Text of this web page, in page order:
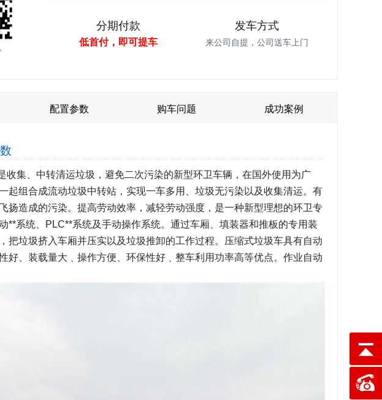
分期付款
低首付，即可提车
发车方式
来公司自提，公司送车上门
配置参数 购车问题 成功案例
收集、中转清运垃圾，避免二次污染的新型环卫车辆，在国外使用为广
起组合成流动垃圾中转站，实现一车多用、垃圾无污染以及收集清运。有
扬造成的污染。提高劳动效率，减轻劳动强度，是一种新型理想的环卫专
**系统、PLC**系统及手动操作系统。通过车厢、填装器和推板的专用装
把垃圾挤入车厢并压实以及垃圾推卸的工作过程。压缩式垃圾车具有自动
好、装载量大﹑操作方便、环保性好﹑整车利用功率高等优点。作业自动